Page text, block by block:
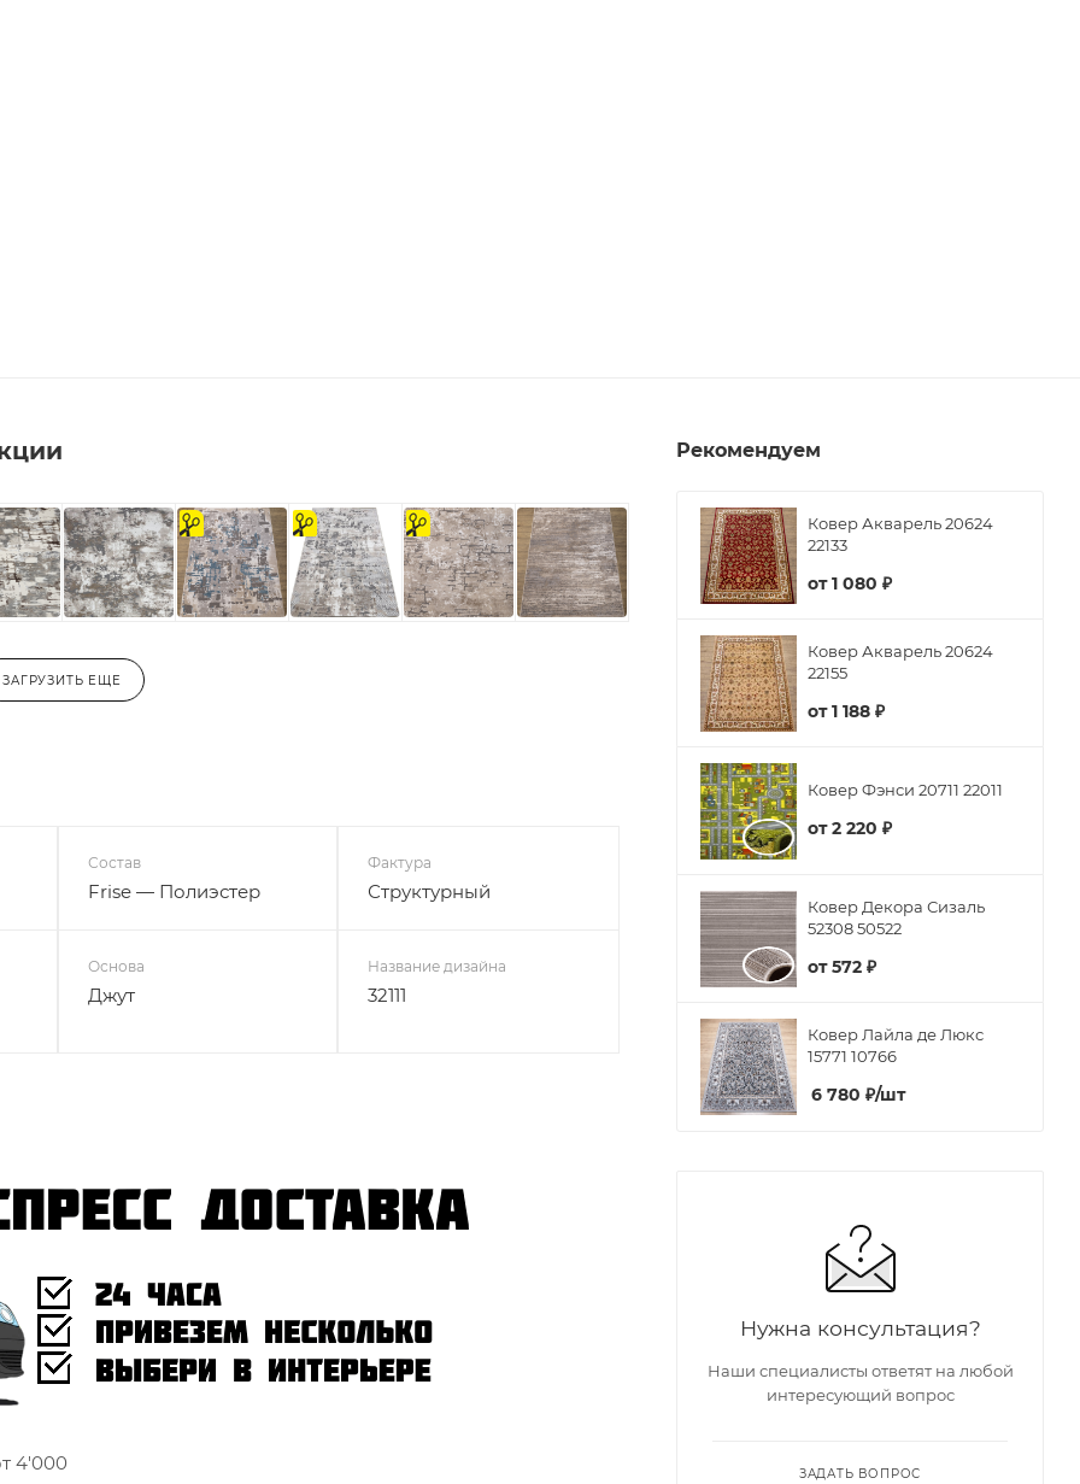
на
отрез
На
отрез
на
отрез
ЗАГРУЗИТЬ ЕЩЕ
Состав
Frise — Полиэстер
Фактура
Структурный
Основа
Джут
Название дизайна
32111
4'000
Рекомендуем
Ковер Акварель 20624
22133
от1 080 ₽
Ковер Акварель 20624
22155
от1 188 ₽
Ковер Фэнси 20711 22011
от2 220 ₽
Ковер Декора Сизаль
52308 50522
от572 ₽
Ковер Лайла де Люкс
15771 10766
6 780 ₽/шт
Нужна консультация?
Наши специалисты ответят на любой
интересующий вопрос
ЗАДАТЬ ВОПРОС